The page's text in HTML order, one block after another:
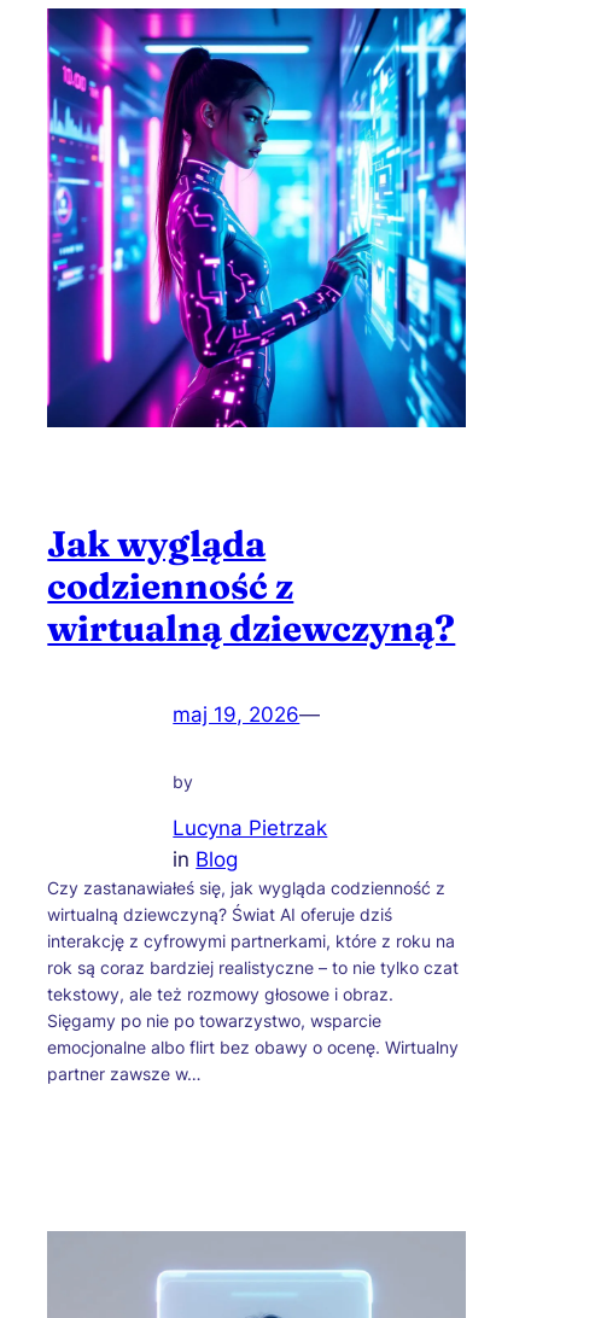
Jak wygląda
codzienność z
wirtualną dziewczyną?
maj 19, 2026—
by
Lucyna Pietrzak
in Blog
Czy zastanawiałeś się, jak wygląda codzienność z
wirtualną dziewczyną? Świat AI oferuje dziś
interakcję z cyfrowymi partnerkami, które z roku na
rok są coraz bardziej realistyczne – to nie tylko czat
tekstowy, ale też rozmowy głosowe i obraz.
Sięgamy po nie po towarzystwo, wsparcie
emocjonalne albo flirt bez obawy o ocenę. Wirtualny
partner zawsze w…